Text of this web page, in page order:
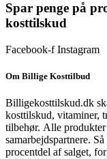
Spar penge på
kosttilskud
Facebook-f Instagram
Om Billige Kosttilbud
Billigekosttilskud.dk
kosttilskud, vitaminer,
tilbehør. Alle
samarbejdspartnere.
procentdel af salget,